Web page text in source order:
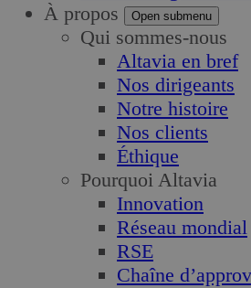
À propos
Open submenu
Qui sommes-nous
Altavia en bref
Nos dirigeants
Notre histoire
Nos clients
Éthique
Pourquoi Altavia
Innovation
Réseau mondial
RSE
Chaîne